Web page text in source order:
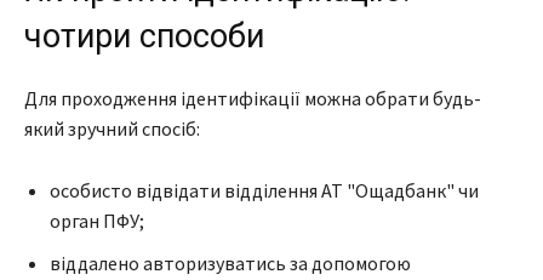
чотири способи
Для проходження ідентифікації можна обрати будь-
який зручний спосіб:
особисто відвідати відділення АТ "Ощадбанк" чи
орган ПФУ;
віддалено авторизуватись за допомогою